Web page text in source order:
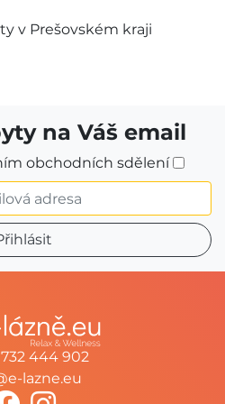
v Prešovském kraji
na Váš email
obchodních sdělení
444 902
lazne.eu